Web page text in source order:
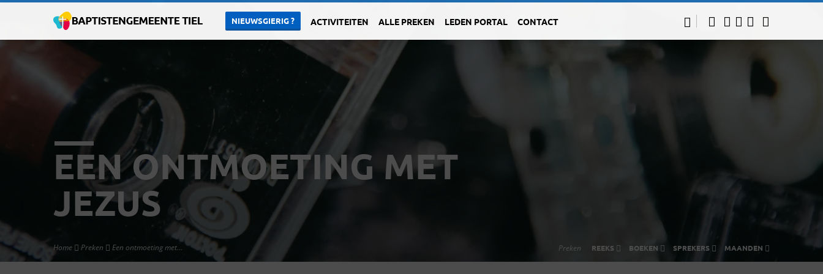
NIEUWSGIERIG ? ACTIVITEITEN ALLE PREKEN LEDEN PORTAL CONTACT
EEN ONTMOETING MET
JEZUS
Home Preken Een ontmoeting met… Preken REEKS BOEKEN SPREKERS MAANDEN